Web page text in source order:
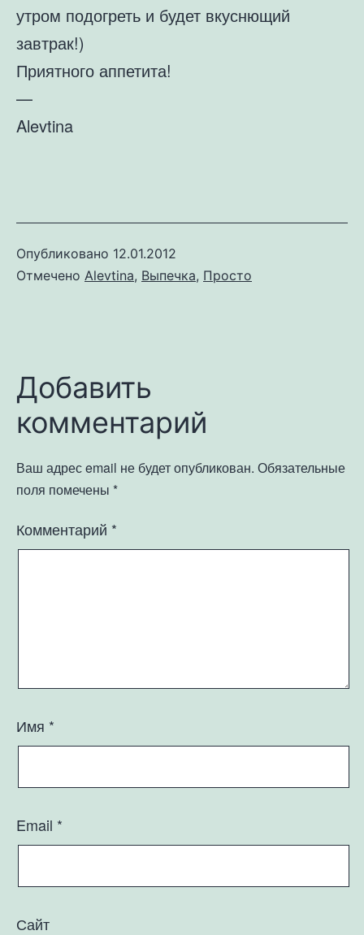
утром подогреть и будет вкуснющий
завтрак!)
Приятного аппетита!
—
Alevtina
Опубликовано 12.01.2012
Отмечено Alevtina, Выпечка, Просто
Добавить
комментарий
Ваш адрес email не будет опубликован. Обязательные
поля помечены *
Комментарий *
Имя *
Email *
Сайт